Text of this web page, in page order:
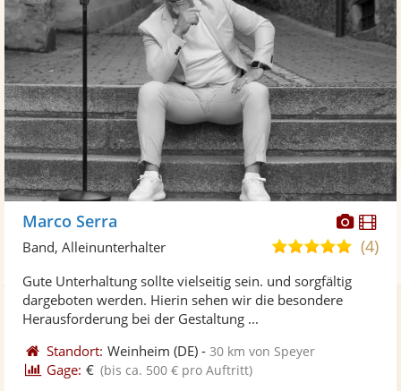
Marco Serra
5,0
5
(4)
Band, Alleinunterhalter
Gute Unterhaltung sollte vielseitig sein. und sorgfältig
dargeboten werden. Hierin sehen wir die besondere
Herausforderung bei der Gestaltung ...
Standort: Weinheim (DE) -30 km von Speyer
Gage: € (bis ca. 500 € pro Auftritt)